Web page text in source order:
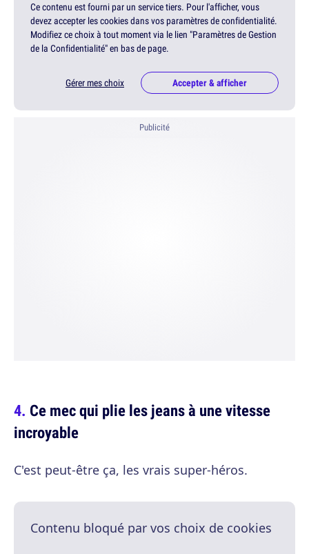
Ce contenu est fourni par un service tiers. Pour l'afficher, vous
devez accepter les cookies dans vos paramètres de confidentialité.
Modifiez ce choix à tout moment via le lien "Paramètres de Gestion
de la Confidentialité" en bas de page.
Gérer mes choix Accepter & afficher
Publicité
Ce mec qui plie les jeans à une vitesse
incroyable
C'est peut-être ça, les vrais super-héros.
Contenu bloqué par vos choix de cookies